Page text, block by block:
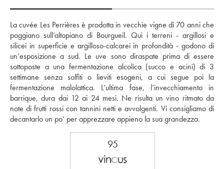
La cuvée Les Perrières è prodotta in vecchie vigne di 70 anni che
poggiano sull’altopiano di Bourgueil. Qui i terreni - argillosi e
silicei in superficie e argilloso-calcarei in profondità - godono di
un’esposizione a sud. Le uve sono diraspate prima di essere
sottoposte a una fermentazione alcolica (succo e acini) di 3
settimane senza solfiti o lieviti esogeni, a cui segue poi la
fermentazione malolattica. L’ultima fase, l’invecchiamento in
barrique, dura dai 12 ai 24 mesi. Ne risulta un vino ritmato da
note di frutti rossi con tannini netti e avvolgenti. Vi consigliamo di
decantarlo un po’ per apprezzare appieno la sua grandezza.
95